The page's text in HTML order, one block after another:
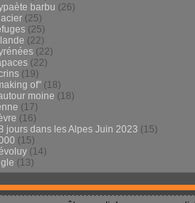
barbu (26)
(25)
(25)
(22)
(22)
(22)
(19)
of" (18)
moine (18)
(17)
(16)
jours dans les Alpes Juin 2023 (15)
(15)
(14)
(13)